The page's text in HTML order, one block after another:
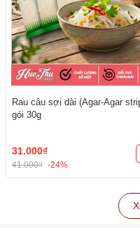
Rau câu sợi dài (Agar-Agar
gói 30g
31.000₫
41.000₫ -24%